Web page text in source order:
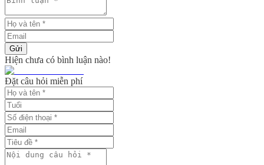
Gửi
Hiện chưa có bình luận nào!
Đặt câu hỏi miễn phí